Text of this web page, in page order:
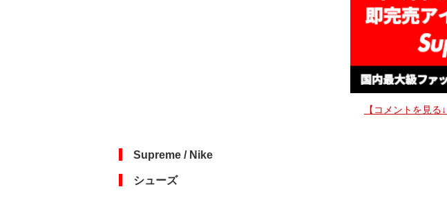
【コメントを見る↓
Supreme / Nike
シューズ